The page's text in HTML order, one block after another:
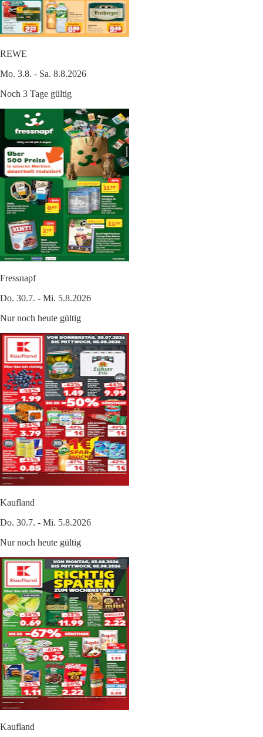
REWE
Mo. 3.8. - Sa. 8.8.2026
Noch 3 Tage gültig
Fressnapf
Do. 30.7. - Mi. 5.8.2026
Nur noch heute gültig
Kaufland
Do. 30.7. - Mi. 5.8.2026
Nur noch heute gültig
Kaufland